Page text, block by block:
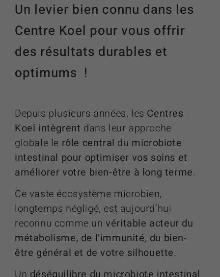
Un levier bien connu dans les
Centre Koel pour vous offrir
des résultats durables et
optimums !
Depuis plusieurs années, les Centres
Koel intègrent dans leur approche
globale le rôle central du microbiote
intestinal pour optimiser vos soins et
améliorer votre bien-être à long terme.
Ce vaste écosystème microbien,
longtemps négligé, est aujourd’hui
reconnu comme unvéritable acteur du
métabolisme, de l’immunité, du bien-
être général et de votre silhouette.